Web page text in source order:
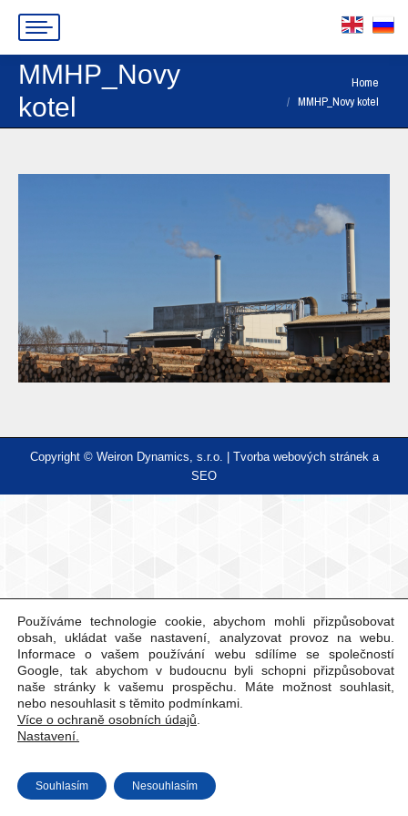
MMHP_Novy
kotel
Home
MMHP_Novy kotel
Copyright © Weiron Dynamics, s.r.o. | Tvorba webových stráneka
SEO
Používáme technologie cookie, abychom mohli přizpůsobovat
obsah, ukládat vaše nastavení, analyzovat provoz na webu.
Informace o vašem používání webu sdílíme se společností
Google, tak abychom v budoucnu byli schopni přizpůsobovat
naše stránky k vašemu prospěchu. Máte možnost souhlasit,
nebo nesouhlasit s těmito podmínkami.
Více o ochraně osobních údajů
Nastavení.
Souhlasím Nesouhlasím